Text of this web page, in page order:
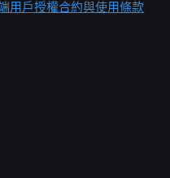
用戶授權合約與使用條款